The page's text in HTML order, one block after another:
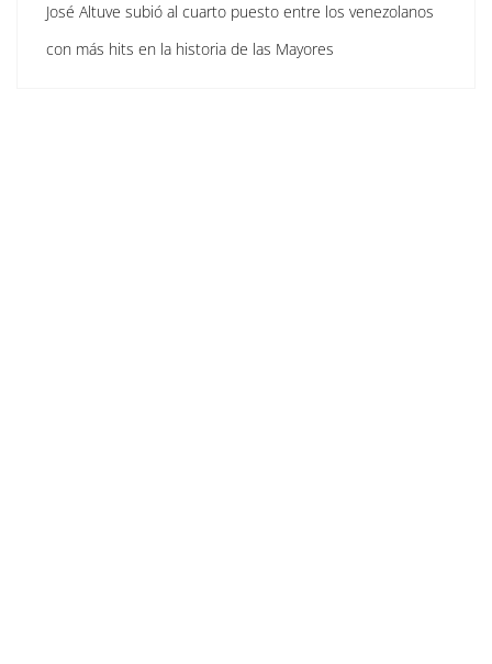
José Altuve subió al cuarto puesto entre los venezolanos
con más hits en la historia de las Mayores